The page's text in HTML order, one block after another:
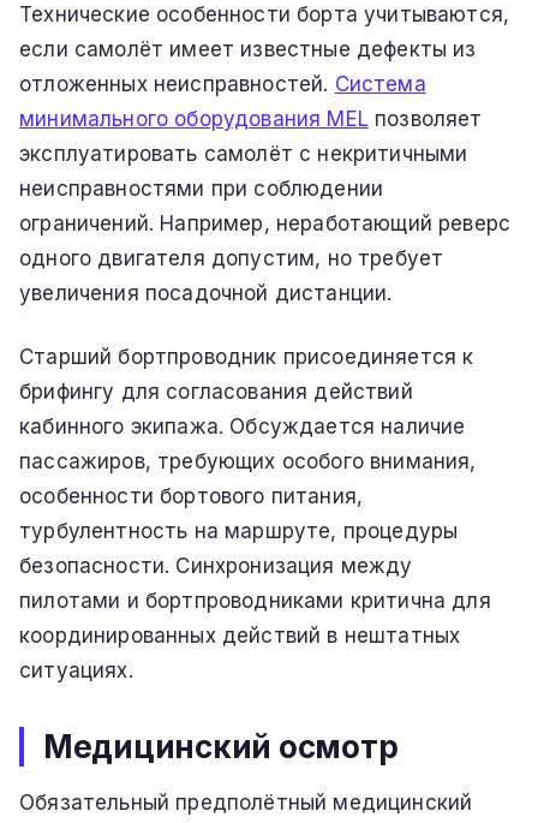
Технические особенности борта учитываются,
если самолёт имеет известные дефекты из
отложенных неисправностей. Система
минимального оборудования MELпозволяет
эксплуатировать самолёт с некритичными
неисправностями при соблюдении
ограничений. Например, неработающий реверс
одного двигателя допустим, но требует
увеличения посадочной дистанции.
Старший бортпроводник присоединяется к
брифингу для согласования действий
кабинного экипажа. Обсуждается наличие
пассажиров, требующих особого внимания,
особенности бортового питания,
турбулентность на маршруте, процедуры
безопасности. Синхронизация между
пилотами и бортпроводниками критична для
координированных действий в нештатных
ситуациях.
Медицинский осмотр
Обязательный предполётный медицинский